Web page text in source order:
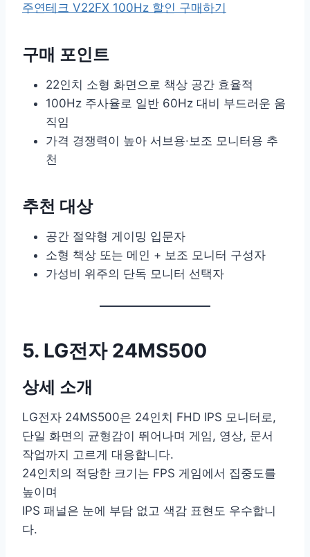
주연테크 V22FX 100Hz 할인 구매하기
구매 포인트
22인치 소형 화면으로 책상 공간 효율적
100Hz 주사율로 일반 60Hz 대비 부드러운 움
직임
가격 경쟁력이 높아 서브용·보조 모니터용 추
천
추천 대상
공간 절약형 게이밍 입문자
소형 책상 또는 메인 + 보조 모니터 구성자
가성비 위주의 단독 모니터 선택자
5. LG전자 24MS500
상세 소개
LG전자 24MS500은 24인치 FHD IPS 모니터로,
단일 화면의 균형감이 뛰어나며 게임, 영상, 문서
작업까지 고르게 대응합니다.
24인치의 적당한 크기는 FPS 게임에서 집중도를
높이며
IPS 패널은 눈에 부담 없고 색감 표현도 우수합니
다.